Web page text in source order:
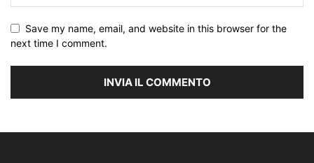
Save my name, email, and website in this browser for the
next time I comment.